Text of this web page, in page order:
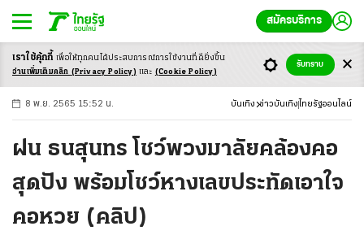
สมัครบริการ
-ก ก ก+
8 พ.ย. 2565 15:52 น. บันเทิง ข่าวบันเทิง ไทยรัฐออนไลน์
ฝน ธนสุนทร โชว์พวงมาลัยคล้องคอ
สุดปัง พร้อมโชว์หางเลขประทัดเอาใจ
คอหวย (คลิป)
เราใช้คุ้กกี้ เพื่อให้ทุกคนได้ประสบการณ์การใช้งานที่ดียิ่งขึ้น
อ่านเพิ่มเติมคลิก (Privacy Policy) และ (Cookie Policy)
รับทราบ